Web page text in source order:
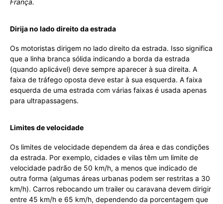
França.
Dirija no lado direito da estrada
Os motoristas dirigem no lado direito da estrada. Isso significa
que a linha branca sólida indicando a borda da estrada
(quando aplicável) deve sempre aparecer à sua direita. A
faixa de tráfego oposta deve estar à sua esquerda. A faixa
esquerda de uma estrada com várias faixas é usada apenas
para ultrapassagens.
Limites de velocidade
Os limites de velocidade dependem da área e das condições
da estrada. Por exemplo, cidades e vilas têm um limite de
velocidade padrão de 50 km/h, a menos que indicado de
outra forma (algumas áreas urbanas podem ser restritas a 30
km/h). Carros rebocando um trailer ou caravana devem dirigir
entre 45 km/h e 65 km/h, dependendo da porcentagem que